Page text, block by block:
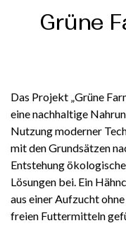
Grüne
Das Projekt „Grüne
eine nachhaltige
Nutzung moderner
mit den Grundsätzen
Entstehung
Lösungen bei. Ein
aus einer Aufzucht
freien Futtermitteln